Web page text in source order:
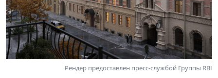
Рендер предоставлен пресс-службой Группы RBI